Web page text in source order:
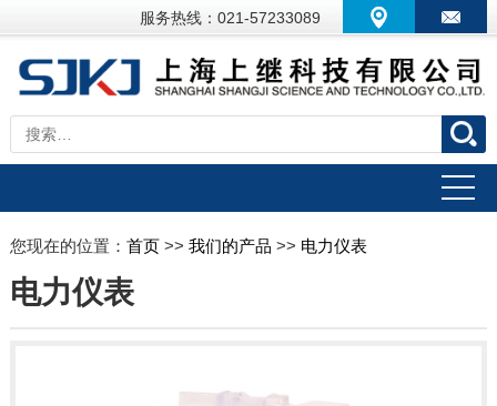
服务热线：021-57233089
您现在的位置： 首页>> 我们的产品 >> 电力仪表
电力仪表